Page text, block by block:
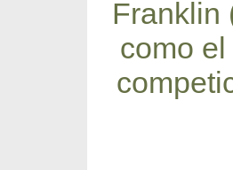
Franklin
como